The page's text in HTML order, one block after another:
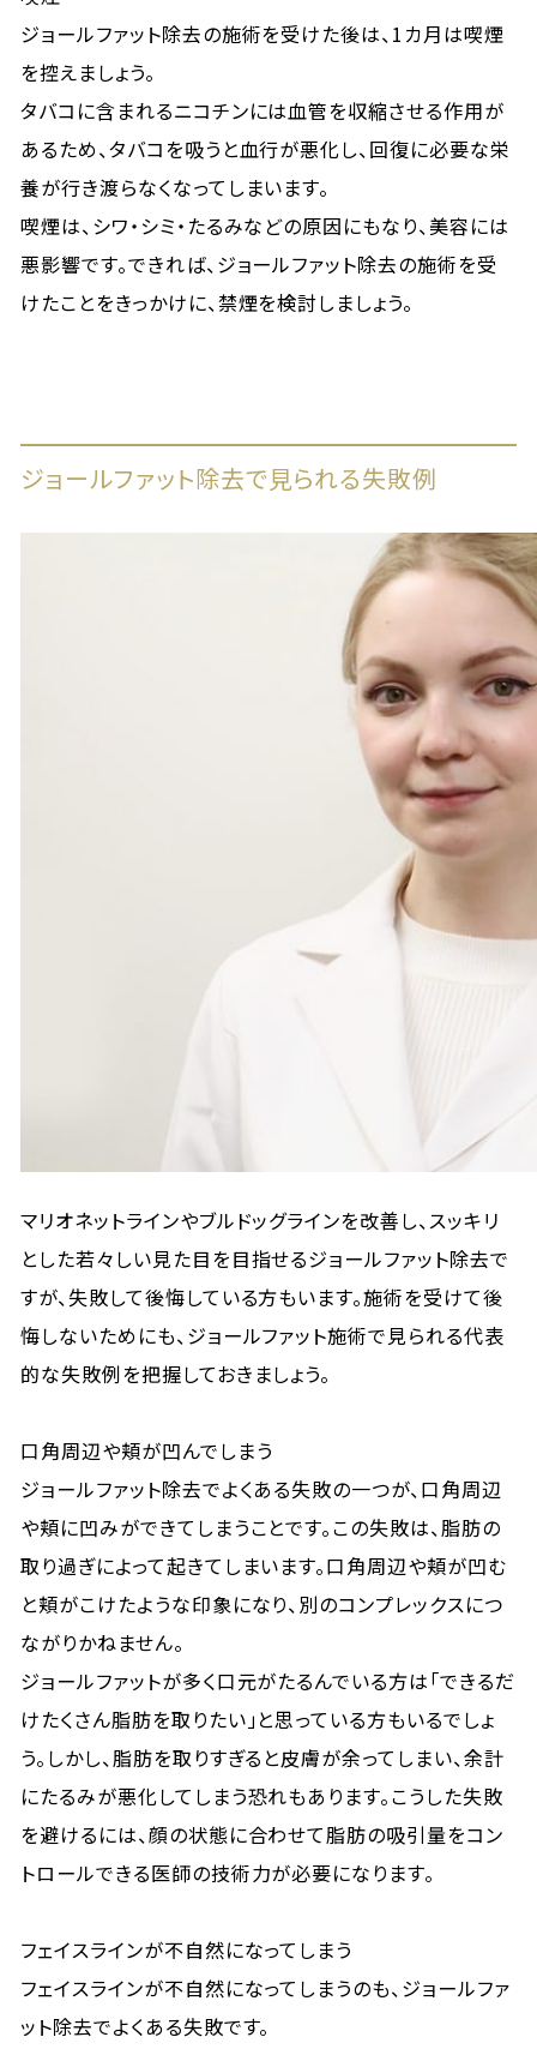
ジョールファット除去の施術を受けた後は、1カ月は喫煙
を控えましょう。
タバコに含まれるニコチンには血管を収縮させる作用が
あるため、タバコを吸うと血行が悪化し、回復に必要な栄
養が行き渡らなくなってしまいます。
喫煙は、シワ・シミ・たるみなどの原因にもなり、美容には
悪影響です。できれば、ジョールファット除去の施術を受
けたことをきっかけに、禁煙を検討しましょう。
ジョールファット除去で見られる失敗例
マリオネットラインやブルドッグラインを改善し、スッキリ
とした若々しい見た目を目指せるジョールファット除去で
すが、失敗して後悔している方もいます。施術を受けて後
悔しないためにも、ジョールファット施術で見られる代表
的な失敗例を把握しておきましょう。
口角周辺や頬が凹んでしまう
ジョールファット除去でよくある失敗の一つが、口角周辺
や頬に凹みができてしまうことです。この失敗は、脂肪の
取り過ぎによって起きてしまいます。口角周辺や頬が凹む
と頬がこけたような印象になり、別のコンプレックスにつ
ながりかねません。
ジョールファットが多く口元がたるんでいる方は「できるだ
けたくさん脂肪を取りたい」と思っている方もいるでしょ
う。しかし、脂肪を取りすぎると皮膚が余ってしまい、余計
にたるみが悪化してしまう恐れもあります。こうした失敗
を避けるには、顔の状態に合わせて脂肪の吸引量をコン
トロールできる医師の技術力が必要になります。
フェイスラインが不自然になってしまう
フェイスラインが不自然になってしまうのも、ジョールファ
ット除去でよくある失敗です。